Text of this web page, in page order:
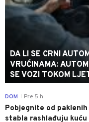
DA LI SE CRNI
VRUĆINAMA:
SE VOZI TOKOM
DOM Pre 5 h
Pobjegnite od
stabla rashlađuju